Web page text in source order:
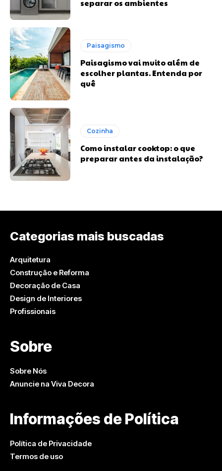
separar os ambientes
Paisagismo
Paisagismo vai muito além de
escolher plantas. Entenda por
quê
Cozinha
Como instalar cooktop: o que
preparar antes da instalação?
Categorias mais buscadas
Arquitetura
Construção e Reforma
Decoração de Casa
Design de Interiores
Profissionais
Sobre
Sobre Nós
Anuncie na Viva Decora
Informações de Política
Política de Privacidade
Termos de uso